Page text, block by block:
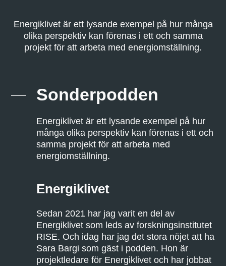
Energiklivet är ett lysande exempel på hur många
olika perspektiv kan förenas i ett och samma
projekt för att arbeta med energiomställning.
Sonderpodden
Energiklivet är ett lysande exempel på hur
många olika perspektiv kan förenas i ett och
samma projekt för att arbeta med
energiomställning.
Energiklivet
Sedan 2021 har jag varit en del av
Energiklivet som leds av forskningsinstitutet
RISE. Och idag har jag det stora nöjet att ha
Sara Bargi som gäst i podden. Hon är
projektledare för Energiklivet och har jobbat